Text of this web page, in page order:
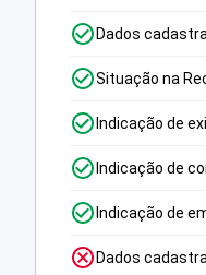
Dados
Situação na
Indicação de
Indicação de
Indicação de
Dados